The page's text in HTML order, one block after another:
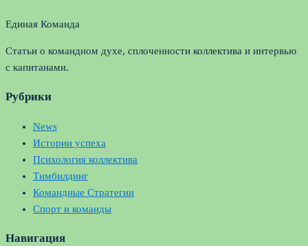
Единая Команда
Статьи о командном духе, сплоченности коллектива и интервью
с капитанами.
Рубрики
News
Истории успеха
Психология коллектива
Тимбилдинг
Командные Стратегии
Спорт и команды
Навигация